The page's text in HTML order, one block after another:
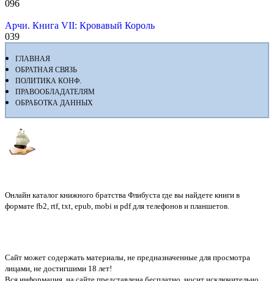
096
Арчи. Книга VII: Кровавый Король
039
ГЛАВНАЯ
ОБРАТНАЯ СВЯЗЬ
ПОЛИТИКА КОНФ.
ПРАВООБЛАДАТЕЛЯМ
ОБРАБОТКА ДАННЫХ
Онлайн каталог книжного братства Флибуста где вы найдете книги в
формате fb2, rtf, txt, epub, mobi и pdf для телефонов и планшетов.
Сайт может содержать материалы, не предназначенные для просмотра
лицами, не достигшими 18 лет!